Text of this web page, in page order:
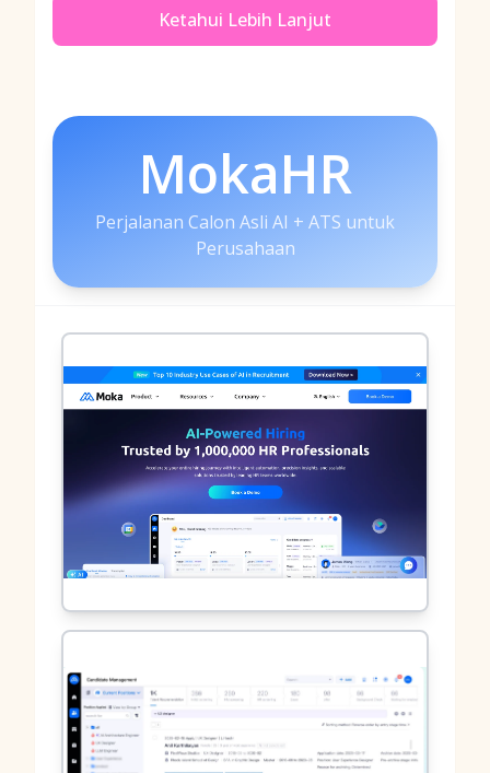
Ketahui Lebih Lanjut
MokaHR
Perjalanan Calon Asli AI + ATS untuk
Perusahaan